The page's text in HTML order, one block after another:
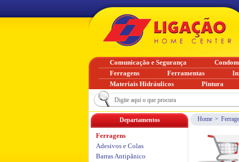
Home >
Departamentos
Ferragens
Adesivos e Colas
Barras Antipânico
Comunicação e Segurança
Ferragens
Ferramentas
Materiais Hidráulicos
Pintura